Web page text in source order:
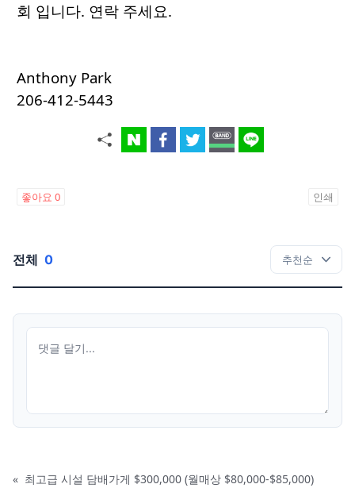
회 입니다. 연락 주세요.
Anthony Park
206-412-5443
좋아요 0 인쇄
전체 0
« 최고급 시설 담배가게 $300,000 (월매상 $80,000-$85,000)